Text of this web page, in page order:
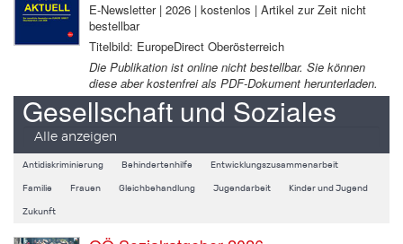
E-Newsletter | 2026 | kostenlos | Artikel zur Zeit nicht
bestellbar
Titelbild: EuropeDirect Oberösterreich
Die Publikation ist online nicht bestellbar. Sie können
diese aber kostenfrei als PDF-Dokument herunterladen.
Gesellschaft und Soziales
Alle anzeigen
Antidiskriminierung Behindertenhilfe Entwicklungszusammenarbeit
Familie Frauen Gleichbehandlung Jugendarbeit Kinder und Jugend
Zukunft